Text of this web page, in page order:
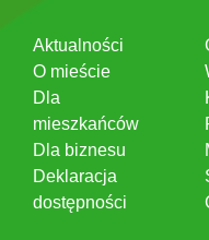
Aktualności
O mieście
Dla
mieszkańców
Dla biznesu
Deklaracja
dostępności